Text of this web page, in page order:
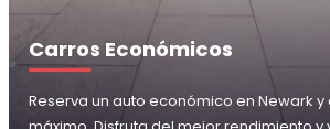
Carros Económicos
Reserva un auto económico en Newark y